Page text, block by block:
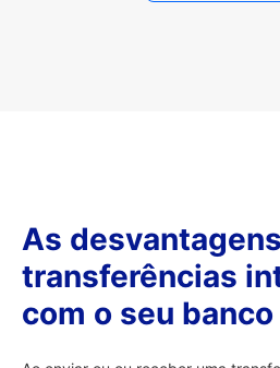
As
transferências
com o seu banco